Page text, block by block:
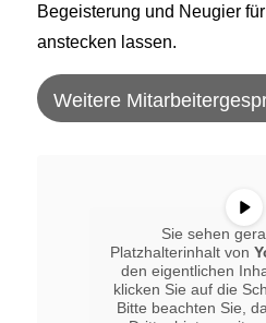
Begeisterung und Neugier
anstecken lassen.
Weitere
Sie sehen
Platzhalterinhalt von
den eigentlichen
klicken Sie auf die
Bitte beachten Sie,